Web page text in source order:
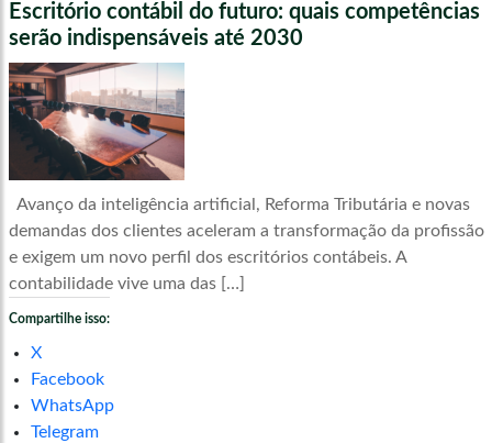
Escritório contábil do futuro: quais competências
serão indispensáveis até 2030
Avanço da inteligência artificial, Reforma Tributária e novas
demandas dos clientes aceleram a transformação da profissão
e exigem um novo perfil dos escritórios contábeis. A
contabilidade vive uma das […]
Compartilhe isso:
X
Facebook
WhatsApp
Telegram